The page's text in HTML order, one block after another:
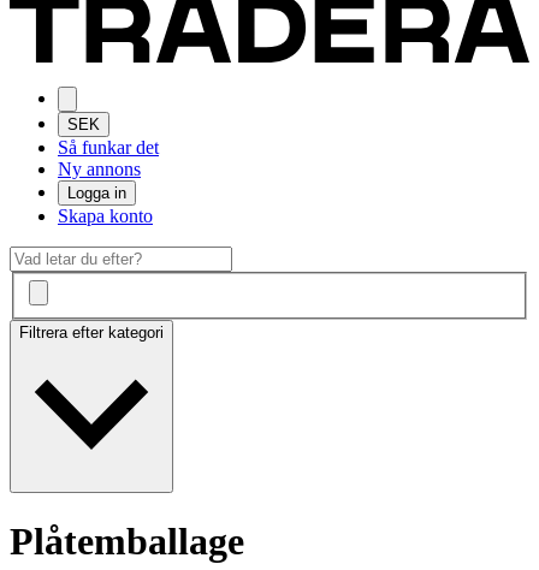
SEK
Så funkar det
Ny annons
Logga in
Skapa konto
Filtrera efter kategori
Plåtemballage